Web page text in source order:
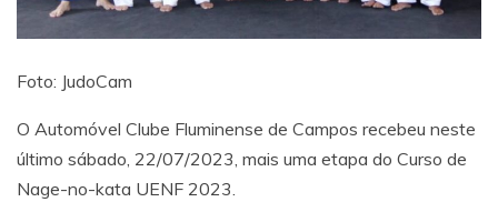
Foto: JudoCam
O Automóvel Clube Fluminense de Campos recebeu neste
último sábado, 22/07/2023, mais uma etapa do Curso de
Nage-no-kata UENF 2023.